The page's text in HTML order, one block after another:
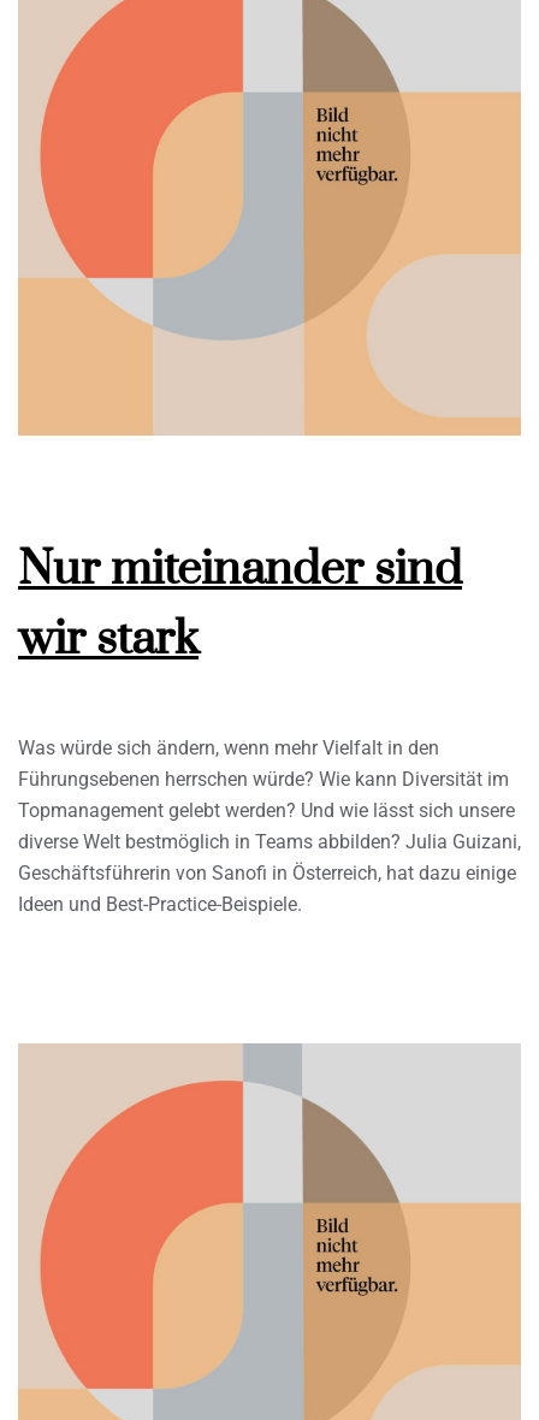
Nur miteinander sind
wir stark
Was würde sich ändern, wenn mehr Vielfalt in den
Führungsebenen herrschen würde? Wie kann Diversität im
Topmanagement gelebt werden? Und wie lässt sich unsere
diverse Welt bestmöglich in Teams abbilden? Julia Guizani,
Geschäftsführerin von Sanofi in Österreich, hat dazu einige
Ideen und Best-Practice-Beispiele.